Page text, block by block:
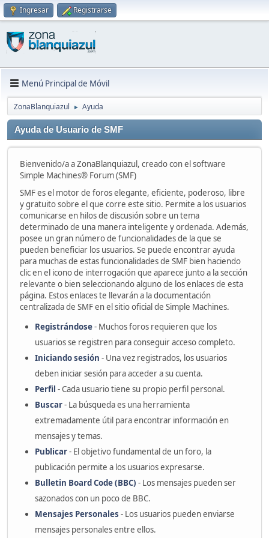
Ingresar Registrarse
Menú Principal de Móvil
ZonaBlanquiazul ► Ayuda
Ayuda de Usuario de SMF
Bienvenido/a a ZonaBlanquiazul, creado con el software
Simple Machines® Forum (SMF)
SMF es el motor de foros elegante, eficiente, poderoso, libre
y gratuito sobre el que corre este sitio. Permite a los usuarios
comunicarse en hilos de discusión sobre un tema
determinado de una manera inteligente y ordenada. Además,
posee un gran número de funcionalidades de la que se
pueden beneficiar los usuarios. Se puede encontrar ayuda
para muchas de estas funcionalidades de SMF bien haciendo
clic en el icono de interrogación que aparece junto a la sección
relevante o bien seleccionando alguno de los enlaces de esta
página. Estos enlaces te llevarán a la documentación
centralizada de SMF en el sitio oficial de Simple Machines.
Registrándose- Muchos foros requieren que los
usuarios se registren para conseguir acceso completo.
Iniciando sesión - Una vez registrados, los usuarios
deben iniciar sesión para acceder a su cuenta.
Perfil - Cada usuario tiene su propio perfil personal.
Buscar- La búsqueda es una herramienta
extremadamente útil para encontrar información en
mensajes y temas.
Publicar- El objetivo fundamental de un foro, la
publicación permite a los usuarios expresarse.
Bulletin Board Code (BBC) - Los mensajes pueden ser
sazonados con un poco de BBC.
Mensajes Personales - Los usuarios pueden enviarse
mensajes personales entre ellos.